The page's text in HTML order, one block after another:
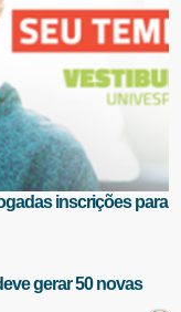
inscrições para
gerar 50 novas